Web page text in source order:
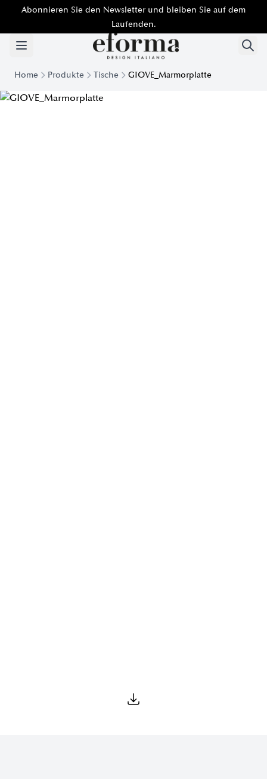
Abonnieren Sie den Newsletter und bleiben Sie auf dem
Laufenden.
Home Produkte Tische GIOVE_Marmorplatte
Giove Tisch mit Marmorplatte | Eforma